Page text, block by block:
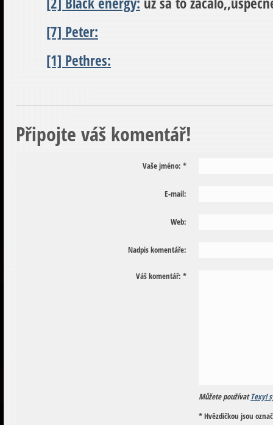
[7] Peter:
[1] Pethres:
Připojte váš komentář!
Vaše jméno: *
E-mail:
Web:
Nadpis komentáře:
Váš komentář: *
Můžete používatTexy!
* Hvězdičkou jsou